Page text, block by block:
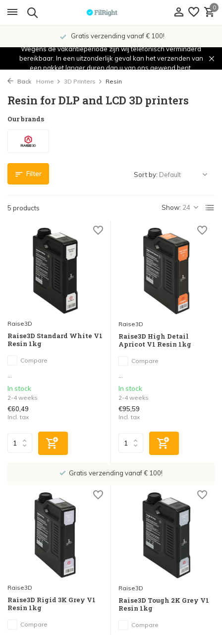
0
Gratis verzending vanaf € 100!
Wegens de vakantieperiode zijn wij telefonisch verminderd
bereikbaar. In een uitzonderlijk geval kan het verzenden van
een pakket langer duren dan u van ons gewend bent.
Back Home 3D Printers Resin
Resin for DLP and LCD 3D printers
Our brands
Filter
5 products Show:
Sort by:
Raise3D
Raise3D Standard White V1
Resin 1kg
Compare
In stock
2-4 weeks
€60,49
Incl. tax
Raise3D
Raise3D High Detail
Apricot V1 Resin 1kg
Compare
In stock
2-4 weeks
€95,59
Incl. tax
Gratis verzending vanaf € 100!
Raise3D
Raise3D Rigid 3K Grey V1
Resin 1kg
Compare
Raise3D
Raise3D Tough 2K Grey V1
Resin 1kg
Compare